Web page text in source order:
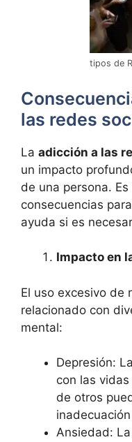
tipos de
las redes
La adicción a las
un impacto
de una persona.
consecuencias
ayuda si es
Impacto en
El uso excesivo de
relacionado con
mental:
Depresión:
con las
de otros
Ansiedad: